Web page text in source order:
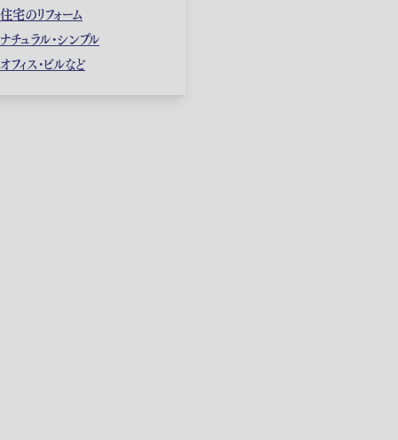
住宅のリフォーム
ナチュラル・シンプル
オフィス・ビルなど